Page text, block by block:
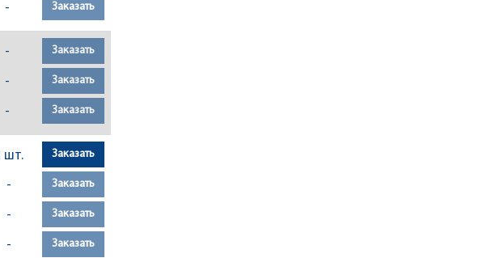
- Заказать
- Заказать
- Заказать
- Заказать
шт. Заказать
- Заказать
- Заказать
- Заказать